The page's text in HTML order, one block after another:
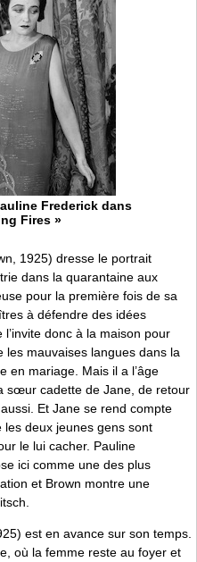
Frederick dans
Fires »
1925) dresse le portrait
dans la quarantaine aux
pour la première fois de sa
à défendre des idées
donc à la maison pour
mauvaises langues dans la
en mariage. Mais il a l’âge
sœur cadette de Jane, de retour
Et Jane se rend compte
deux jeunes gens sont
le lui cacher. Pauline
ici comme une des plus
et Brown montre une
est en avance sur son temps.
où la femme reste au foyer et